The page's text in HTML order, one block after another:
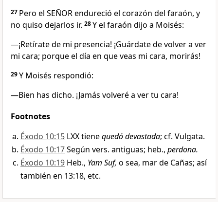
27 Pero el SEÑOR endureció el corazón del faraón, y
no quiso dejarlos ir. 28Y el faraón dijo a Moisés:
—¡Retírate de mi presencia! ¡Guárdate de volver a ver
mi cara; porque el día en que veas mi cara, morirás!
29Y Moisés respondió:
—Bien has dicho. ¡Jamás volveré a ver tu cara!
Footnotes
Éxodo 10:15 LXX tienequedó devastada; cf. Vulgata.
Éxodo 10:17Según vers. antiguas; heb., perdona.
Éxodo 10:19 Heb., Yam Suf, o sea, mar de Cañas; así
también en 13:18, etc.